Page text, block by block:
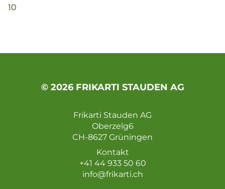
10
© 2026 FRIKARTI STAUDEN AG
Frikarti Stauden AG
Oberzelg6
CH-8627 Grüningen
Kontakt
+41 44 933 50 60
info@frikarti.ch